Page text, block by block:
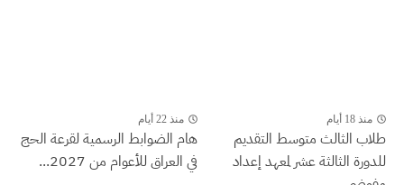
منذ 18 أيام
طلاب الثالث متوسط التقديم
للدورة الثالثة عشر لمعهد إعداد
منذ 22 أيام
هام الضوابط الرسمية لقرعة الحج
في العراق للأعوام من 2027...